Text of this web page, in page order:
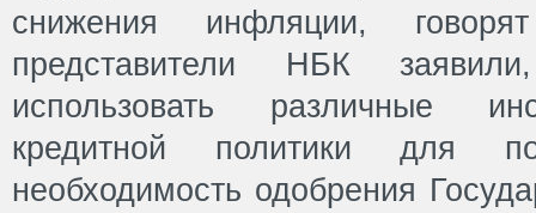
снижения инфляции,
представители НБК
использовать различные
кредитной политики для
необходимость одобрения